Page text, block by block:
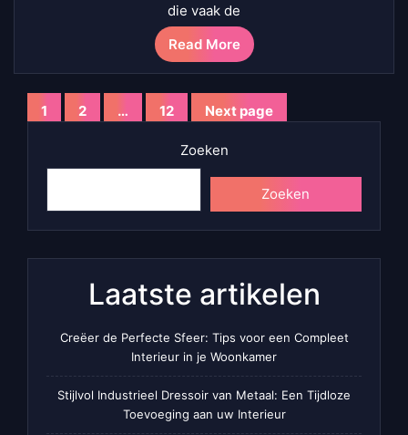
die vaak de
Read More
Berichten
Page
1 Page
2 … Page
12 Next page
Zoeken
Zoeken
Laatste artikelen
Creëer de Perfecte Sfeer: Tips voor een Compleet
Interieur in je Woonkamer
Stijlvol Industrieel Dressoir van Metaal: Een Tijdloze
Toevoeging aan uw Interieur